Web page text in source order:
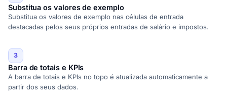
Substitua os valores de exemplo
Substitua os valores de exemplo nas células de entrada
destacadas pelos seus próprios entradas de salário e impostos.
3
Barra de totais e KPIs
A barra de totais e KPIs no topo é atualizada automaticamente a
partir dos seus dados.